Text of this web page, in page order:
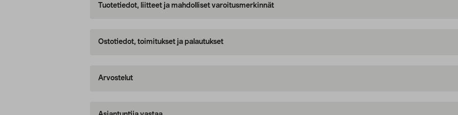
Tuotetiedot, liitteet ja mahdolliset varoitusmerkinnät
Ostotiedot, toimitukset ja palautukset
Arvostelut